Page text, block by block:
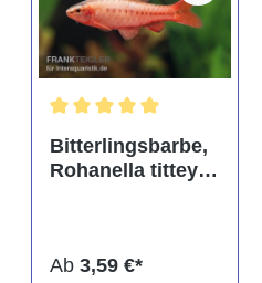
von 5 von 5 Sternen
Bitterlingsbarbe,
Rohanella titteya,
Ab 3,59 €*